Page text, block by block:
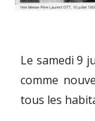
Le samedi 9
comme
tous les